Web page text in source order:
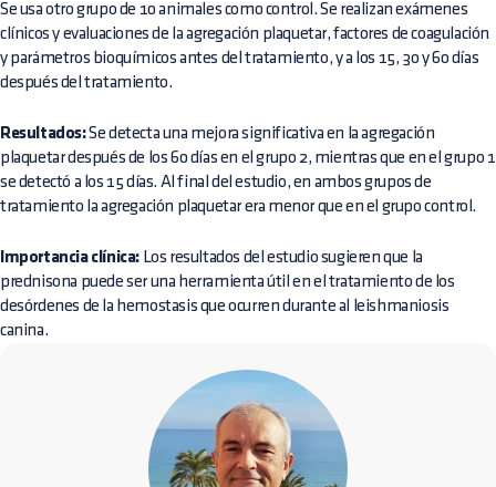
Se usa otro grupo de 10 animales como control. Se realizan exámenes
clínicos y evaluaciones de la agregación plaquetar, factores de coagulación
y parámetros bioquímicos antes del tratamiento, y a los 15, 30 y 60 días
después del tratamiento.
Resultados:Se detecta una mejora significativa en la agregación
plaquetar después de los 60 días en el grupo 2, mientras que en el grupo 1
se detectó a los 15 días. Al final del estudio, en ambos grupos de
tratamiento la agregación plaquetar era menor que en el grupo control.
Importancia clínica: Los resultados del estudio sugieren que la
prednisona puede ser una herramienta útil en el tratamiento de los
desórdenes de la hemostasis que ocurren durante al leishmaniosis
canina.